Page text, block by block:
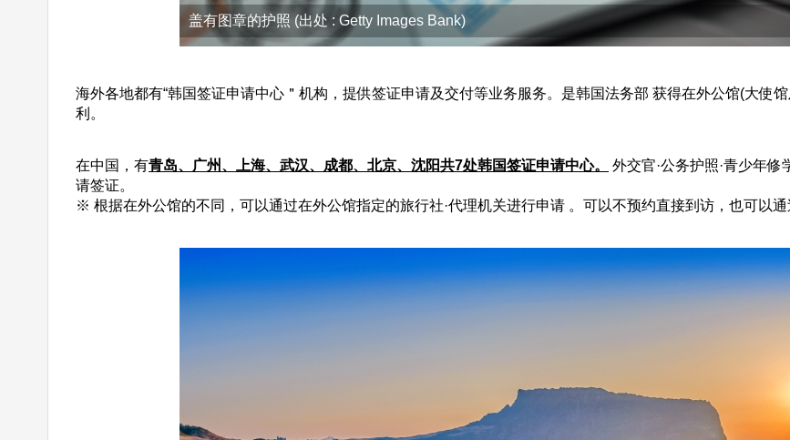
盖有图章的护照 (出处 : Getty Images Bank)
海外各地都有“韩国签证申请中心＂机构，提供签证申请及交付等业务服务。是韩国法务部 获得在外公馆(大使
利。
在中国，有青岛、广州、上海、武汉、成都、北京、沈阳共7处韩国签证申请中心。
外交官·公务护照·青少年
请签证。
※ 根据在外公馆的不同，可以通过在外公馆指定的旅行社·代理机关进行申请 。可以不预约直接到访，也可以通